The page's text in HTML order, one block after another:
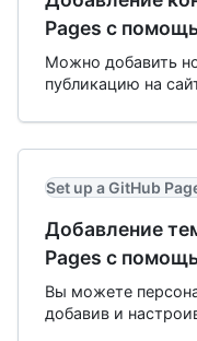
Pages с
Можно добавить
публикацию на
Set up a GitHub
Добавление
Pages с
Вы можете
добавив и